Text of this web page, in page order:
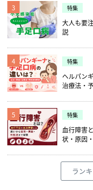
3 特集
大人も要
説
4 特集
ヘルパン
治療法・
5 特集
血行障害
状・原因
ラン